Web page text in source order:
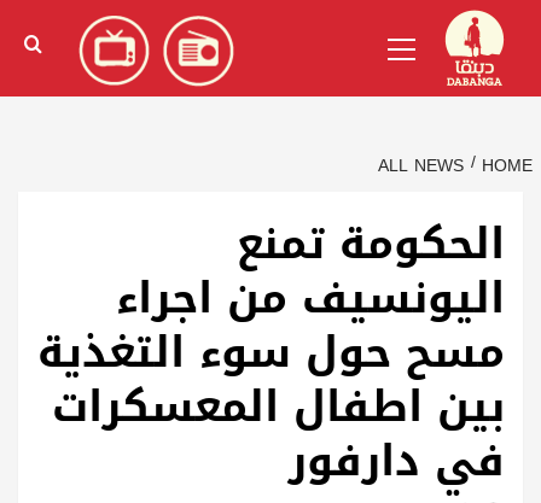
content
الإنجليزية)
Menu
HOME
ALL NEWS
الحكومة تمنع
اليونسيف من اجراء
مسح حول سوء التغذية
بين اطفال المعسكرات
في دارفور